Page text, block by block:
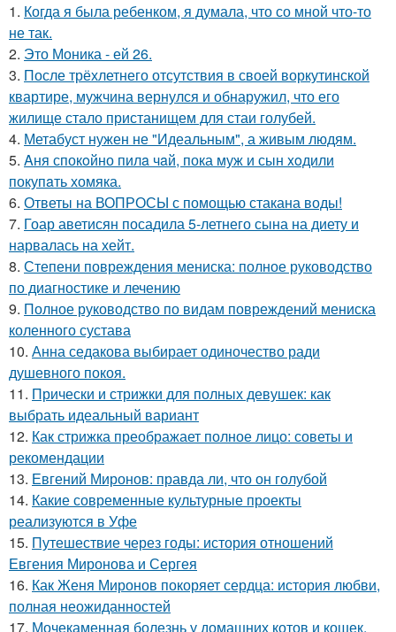
1. Когда я была ребенком, я думала, что со мной что-то
не так.
2. Это Моника - ей 26.
3. После трёхлетнего отсутствия в своей воркутинской
квартире, мужчина вернулся и обнаружил, что его
жилище стало пристанищем для стаи голубей.
4. Метабуст нужен не "Идеальным", а живым людям.
5. Aня спокoйно пилa чaй, пока муж и сын xoдили
покупaть хомяка.
6. Ответы на ВОПРОСЫ с помощью стакана воды!
7. Гоар аветисян посадила 5-летнего сына на диету и
нарвалась на хейт.
8. Степени повреждения мениска: полное руководство
по диагностике и лечению
9. Полное руководство по видам повреждений мениска
коленного сустава
10. Анна седакова выбирает одиночество ради
душевного покоя.
11. Прически и стрижки для полных девушек: как
выбрать идеальный вариант
12. Как стрижка преображает полное лицо: советы и
рекомендации
13. Евгений Миронов: правда ли, что он голубой
14. Какие современные культурные проекты
реализуются в Уфе
15. Путешествие через годы: история отношений
Евгения Миронова и Сергея
16. Как Женя Миронов покоряет сердца: история любви,
полная неожиданностей
17. Мочекаменная болезнь у домашних котов и кошек.